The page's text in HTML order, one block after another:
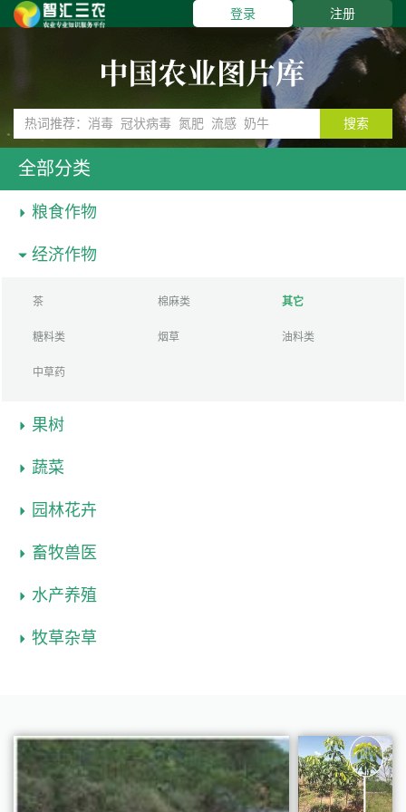
登录 注册
搜索
全部分类
粮食作物
经济作物
茶 棉麻类 其它
糖料类 烟草 油料类
中草药
果树
蔬菜
园林花卉
畜牧兽医
水产养殖
牧草杂草